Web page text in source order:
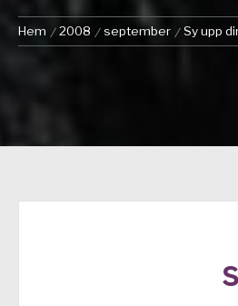
Hem 2008 september Sy upp